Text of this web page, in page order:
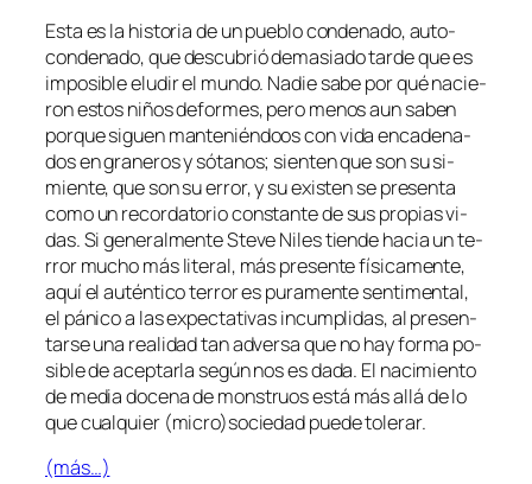
Esta es la his­to­ria de un pue­blo con­de­na­do, auto-
condenado, que des­cu­brió de­ma­sia­do tar­de que es
im­po­si­ble elu­dir el mun­do. Nadie sa­be por qué na­cie­
ron es­tos ni­ños de­for­mes, pe­ro me­nos aun sa­ben
por­que si­guen man­te­nién­doos con vi­da en­ca­de­na­
dos en gra­ne­ros y só­ta­nos; sien­ten que son su si­
mien­te, que son su error, y su exis­ten se pre­sen­ta
co­mo un re­cor­da­to­rio cons­tan­te de sus pro­pias vi­
das. Si ge­ne­ral­men­te Steve Niles tien­de ha­cia un te­
rror mu­cho más li­te­ral, más pre­sen­te fí­si­ca­men­te,
aquí el au­tén­ti­co te­rror es pu­ra­men­te sen­ti­men­tal,
el pá­ni­co a las ex­pec­ta­ti­vas in­cum­pli­das, al pre­sen­
tar­se una reali­dad tan ad­ver­sa quenohay for­ma po­
si­ble de acep­tar­la se­gún nos es da­da. El na­ci­mien­to
de me­dia do­ce­na de mons­truos es­tá más allá de lo
que cual­quier (micro)sociedad pue­de tolerar.
(más…)